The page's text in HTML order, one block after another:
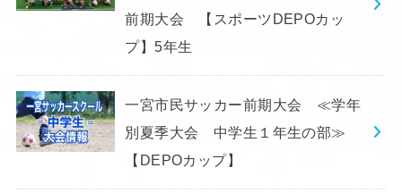
前期大会 【スポーツDEPOカッ
プ】5年生
一宮市民サッカー前期大会 ≪学年
別夏季大会 中学生１年生の部≫
【DEPOカップ】